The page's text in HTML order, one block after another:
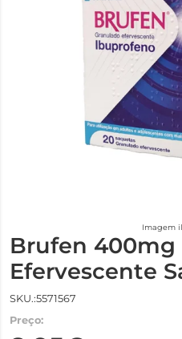
Imagem
Brufen 400mg
Efervescente
SKU.:5571567
Preço: